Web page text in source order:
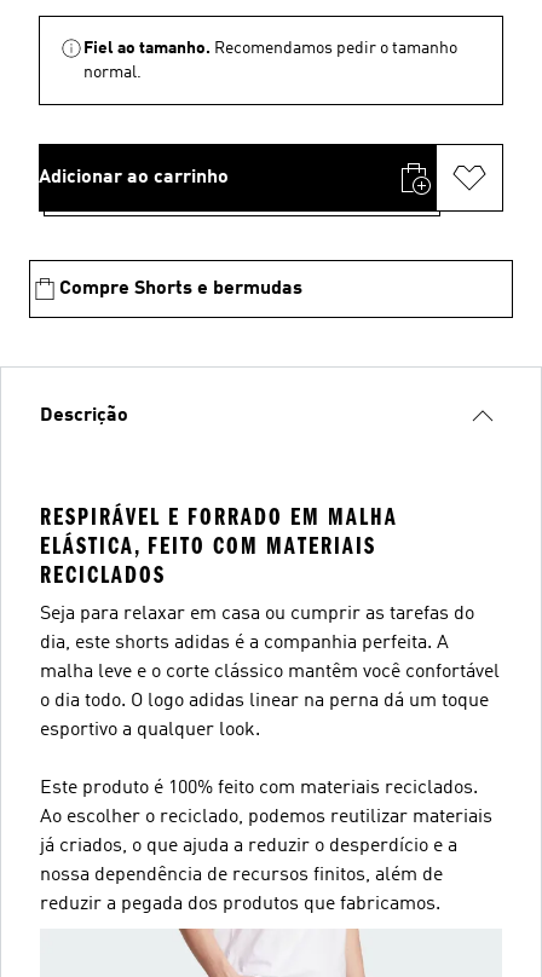
Fiel ao tamanho. Recomendamos pedir o tamanho
normal.
Adicionar ao carrinho
Compre Shorts e bermudas
Descrição
RESPIRÁVEL E FORRADO EM MALHA
ELÁSTICA, FEITO COM MATERIAIS
RECICLADOS
Seja para relaxar em casa ou cumprir as tarefas do
dia, este shorts adidas é a companhia perfeita. A
malha leve e o corte clássico mantêm você confortável
o dia todo. O logo adidas linear na perna dá um toque
esportivo a qualquer look.
Este produto é 100% feito com materiais reciclados.
Ao escolher o reciclado, podemos reutilizar materiais
já criados, o que ajuda a reduzir o desperdício e a
nossa dependência de recursos finitos, além de
reduzir a pegada dos produtos que fabricamos.